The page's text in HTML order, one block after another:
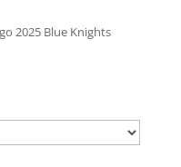
2025 Blue Knights